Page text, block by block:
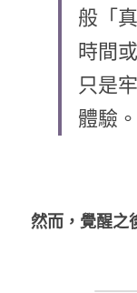
工作坊報
證照班報
各式文章
官方LINE
般「
時間
只是
體驗。
然而，覺醒之